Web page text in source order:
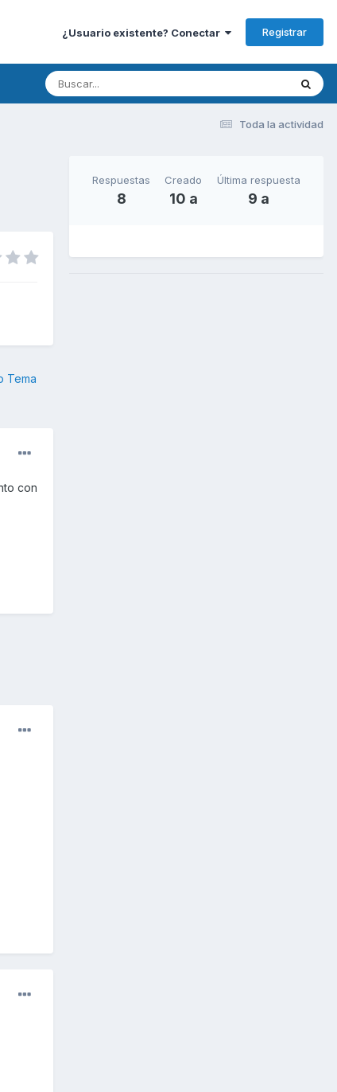
¿Usuario existente? Conectar Registrar
Toda la actividad
Tema
con
Respuestas
8
Creado
10 a
Última respuesta
9 a